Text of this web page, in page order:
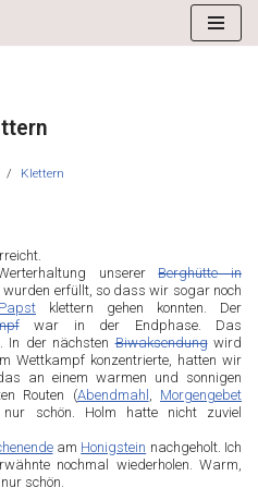
Klettern
unsererBerghütte in
wurden erfüllt, so dass wir sogar noch
Papst klettern gehen konnten. Der
war in der Endphase. Das
In der nächstenBiwaksendungwird
Wettkampf konzentrierte, hatten wir
an einem warmen und sonnigen
Routen (Abendmahl , Morgengebet
schön. Holm hatte nicht zuviel
am Honigstein nachgeholt. Ich
nochmal wiederholen. Warm,
schön.